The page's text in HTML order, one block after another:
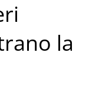
la